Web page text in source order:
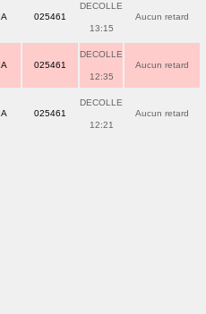
025461
DECOLLE
13:15
Aucun retard
025461
DECOLLE
12:35
Aucun retard
025461
DECOLLE
12:21
Aucun retard